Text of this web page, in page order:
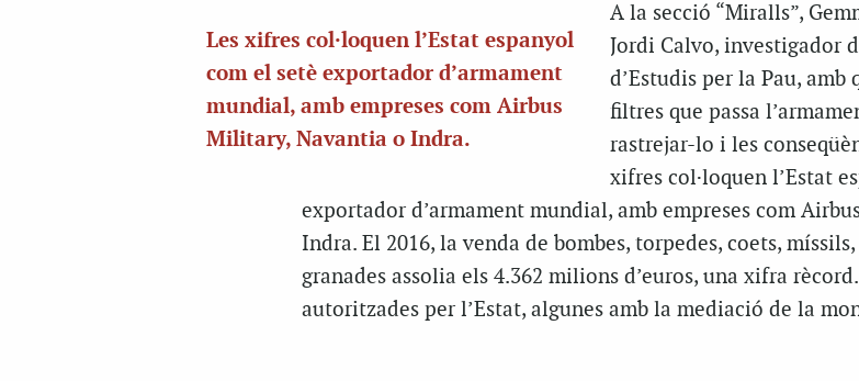
Les xifres col·loquen l’Estat espanyol
com el setè exportador d’armament
mundial, amb empreses com Airbus
Military, Navantia o Indra.
A la secció “Miralls”,
Jordi Calvo, investigador
d’Estudis per la Pau, amb
filtres que passa
rastrejar-lo i les
xifres col·loquen l’Estat
exportador d’armament mundial, amb empreses com
Indra. El 2016, la venda de bombes, torpedes, coets,
granades assolia els 4.362 milions d’euros, una xifra
autoritzades per l’Estat, algunes amb la mediació de la